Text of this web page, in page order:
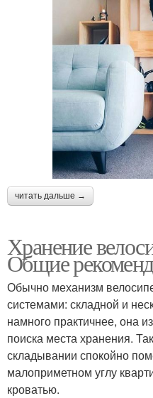
читать дальше →
Хранение
Общие
Обычно механизм
системами: складной и
намного практичнее, она
поиска места хранения.
складывании спокойно
малоприметном углу
кроватью.